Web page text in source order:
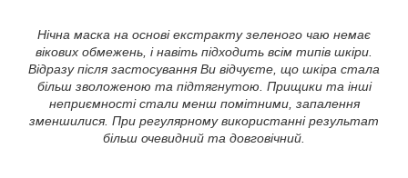
Нічна маска на основі екстракту зеленого чаю немає
вікових обмежень, і навіть підходить всім типів шкіри.
Відразу після застосування Ви відчуєте, що шкіра стала
більш зволоженою та підтягнутою. Прищики та інші
неприємності стали менш помітними, запалення
зменшилися. При регулярному використанні результат
більш очевидний та довговічний.